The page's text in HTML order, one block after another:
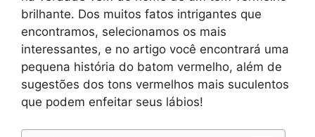
brilhante. Dos muitos fatos intrigantes que
encontramos, selecionamos os mais
interessantes, e no artigo você encontrará uma
pequena história do batom vermelho, além de
sugestões dos tons vermelhos mais suculentos
que podem enfeitar seus lábios!